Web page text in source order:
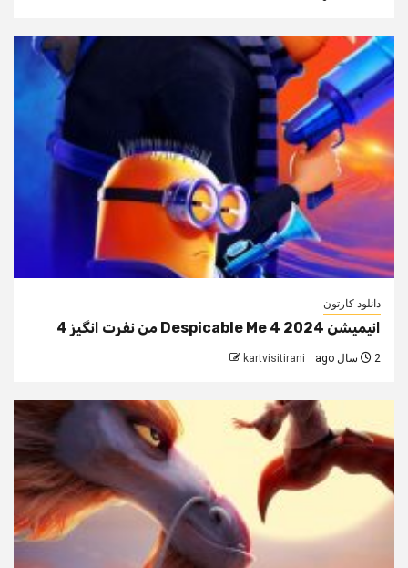
دانلود کارتون
انیمیشن Despicable Me 4 2024 من نفرت انگیز 4
2 سال ago kartvisitirani